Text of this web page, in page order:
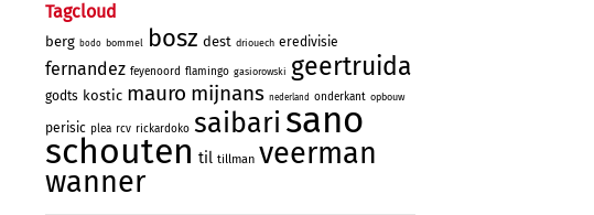
Tagcloud
berg bodo bommel bosz dest driouech eredivisie
fernandez feyenoord flamingo gasiorowski geertruida
godts kostic mauro mijnans nederland onderkant opbouw
perisic plea rcv rickardoko saibari sano
schouten til tillman veerman
wanner